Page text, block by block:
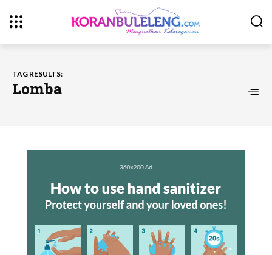
TAG RESULTS:
Lomba